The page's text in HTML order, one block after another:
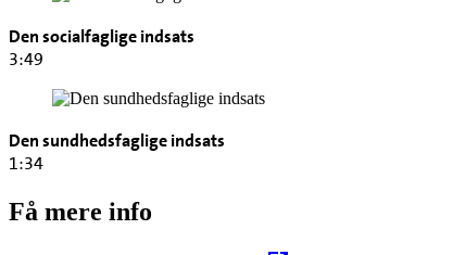
Den socialfaglige indsats
3:49
Den sundhedsfaglige indsats
1:34
Få mere info